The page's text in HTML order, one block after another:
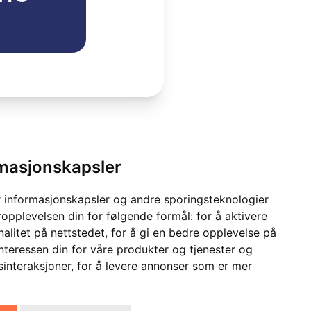
og andre sporingsteknologier
din for følgende formål: for å aktivere
på nettstedet, for å gi en bedre opplevelse på
din for våre produkter og tjenester og
, for å levere annonser som er mer